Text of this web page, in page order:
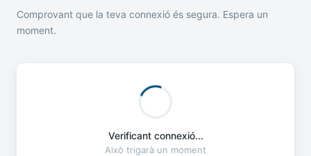
Comprovant que la teva connexió és segura. Espera un
moment.
Verificant connexió...
Això trigarà un moment